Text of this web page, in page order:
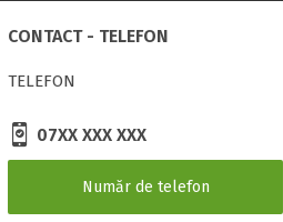
CONTACT - TELEFON
TELEFON
07XX XXX XXX
Număr de telefon